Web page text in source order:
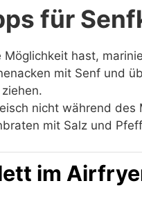
für
Möglichkeit hast,
mit Senf und
nicht während
mit Salz und
im